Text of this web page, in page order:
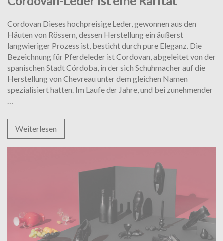
Cordovan Dieses hochpreisige Leder, gewonnen aus den
Häuten von Rössern, dessen Herstellung ein äußerst
langwieriger Prozess ist, besticht durch pure Eleganz. Die
Bezeichnung für Pferdeleder ist Cordovan, abgeleitet von der
spanischen Stadt Córdoba, in der sich Schuhmacher auf die
Herstellung von Chevreau unter dem gleichen Namen
spezialisiert hatten. Im Laufe der Jahre, und bei zunehmender
ist
eine
Weiterlesen